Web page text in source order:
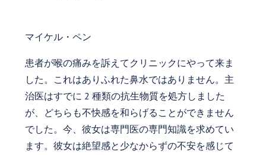
マイケル・ペン
患者が喉の痛みを訴えてクリニックにやって来ま
した。これはありふれた鼻水ではありません。主
治医はすでに 2 種類の抗生物質を処方しました
が、どちらも不快感を和らげることができません
でした。今、彼女は専門医の専門知識を求めてい
ます。彼女は絶望感と少なからずの不安を感じて